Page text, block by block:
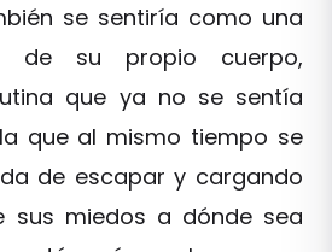
se sentiría como una
de su propio cuerpo,
que ya no se sentía
que al mismo tiempo se
de escapar y cargando
sus miedos a dónde sea